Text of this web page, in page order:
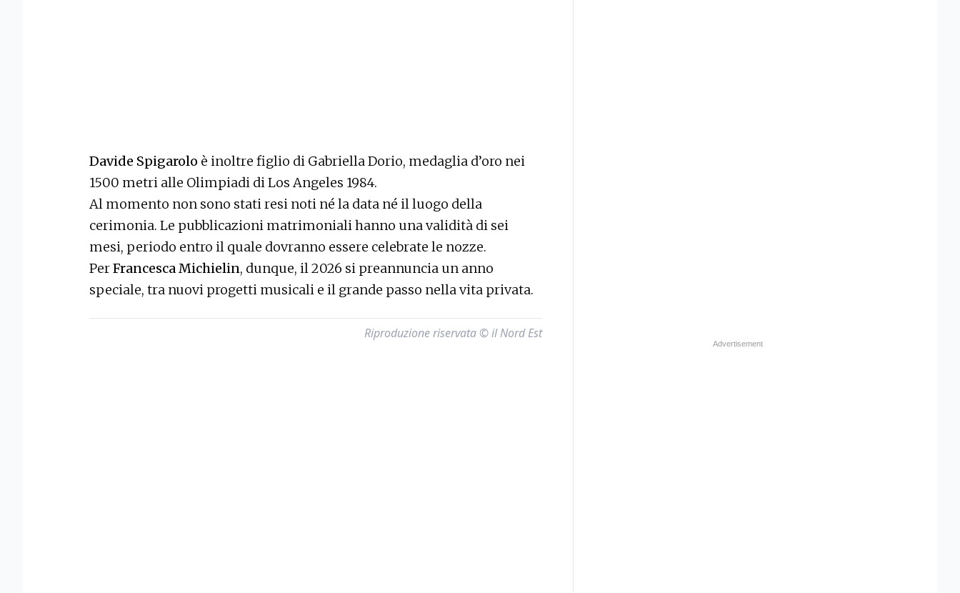
Davide Spigarolo è inoltre figlio di Gabriella Dorio, medaglia d’oro nei
1500 metri alle Olimpiadi di Los Angeles 1984.
Al momento non sono stati resi noti né la data né il luogo della
cerimonia. Le pubblicazioni matrimoniali hanno una validità di sei
mesi, periodo entro il quale dovranno essere celebrate le nozze.
PerFrancesca Michielin, dunque, il 2026 si preannuncia un anno
speciale, tra nuovi progetti musicali e il grande passo nella vita privata.
Riproduzione riservata © il Nord Est